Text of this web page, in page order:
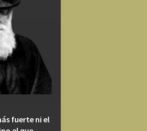
fuerte ni el